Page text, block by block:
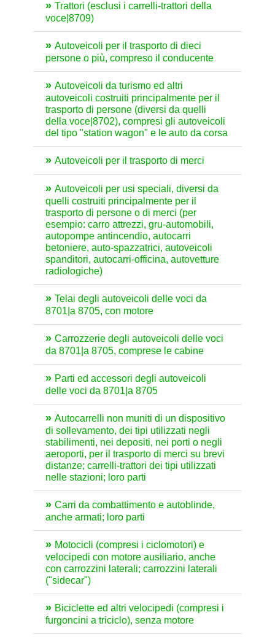
Trattori (esclusi i carrelli-trattori della
voce|8709)
Autoveicoli per il trasporto di dieci
persone o più, compreso il conducente
Autoveicoli da turismo ed altri
autoveicoli costruiti principalmente per il
trasporto di persone (diversi da quelli
della voce|8702), compresi gli autoveicoli
del tipo "station wagon" e le auto da corsa
Autoveicoli per il trasporto di merci
Autoveicoli per usi speciali, diversi da
quelli costruiti principalmente per il
trasporto di persone o di merci (per
esempio: carro attrezzi, gru-automobili,
autopompe antincendio, autocarri
betoniere, auto-spazzatrici, autoveicoli
spanditori, autocarri-officina, autovetture
radiologiche)
Telai degli autoveicoli delle voci da
8701|a 8705, con motore
Carrozzerie degli autoveicoli delle voci
da 8701|a 8705, comprese le cabine
Parti ed accessori degli autoveicoli
delle voci da 8701|a 8705
Autocarrelli non muniti di un dispositivo
di sollevamento, dei tipi utilizzati negli
stabilimenti, nei depositi, nei porti o negli
aeroporti, per il trasporto di merci su brevi
distanze; carrelli-trattori dei tipi utilizzati
nelle stazioni; loro parti
Carri da combattimento e autoblinde,
anche armati; loro parti
Motocicli (compresi i ciclomotori) e
velocipedi con motore ausiliario, anche
con carrozzini laterali; carrozzini laterali
("sidecar")
Biciclette ed altri velocipedi (compresi i
furgoncini a triciclo), senza motore